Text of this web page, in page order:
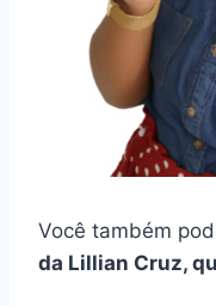
Você também
da Lillian Cruz,